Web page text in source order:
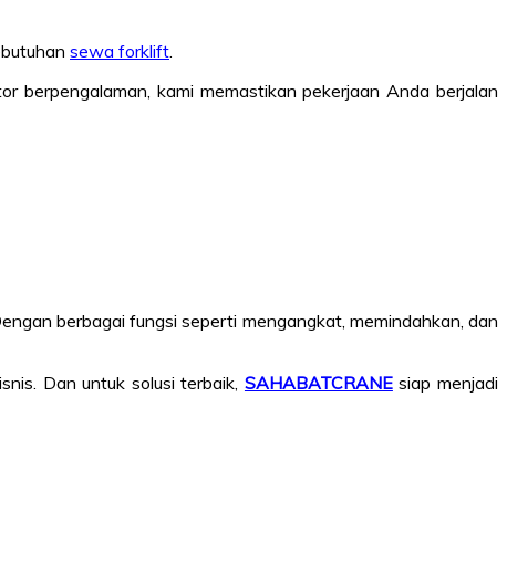
sewa forklift
berpengalaman, kami memastikan pekerjaan Anda berjalan
berbagai fungsi seperti mengangkat, memindahkan, dan
Dan untuk solusi terbaik, SAHABATCRANEsiap menjadi